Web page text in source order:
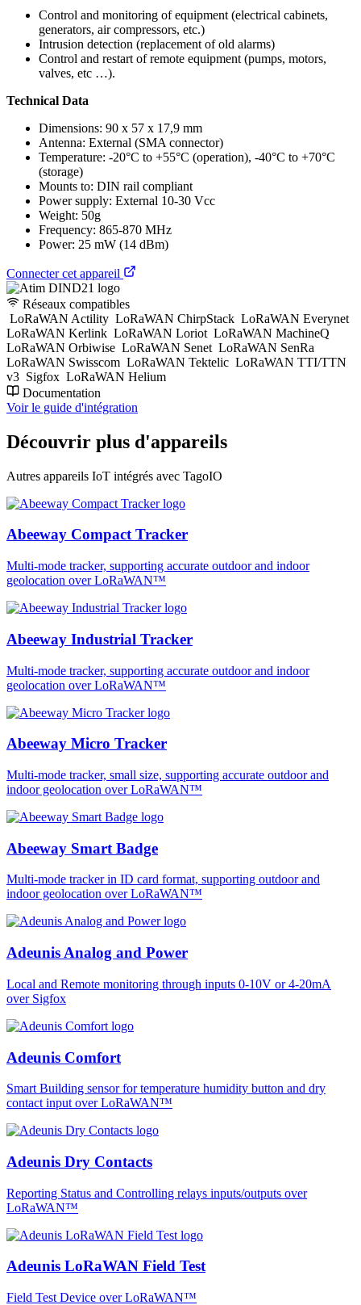
Control and monitoring of equipment (electrical cabinets,
generators, air compressors, etc.)
Intrusion detection (replacement of old alarms)
Control and restart of remote equipment (pumps, motors,
valves, etc …).
Technical Data
Dimensions: 90 x 57 x 17,9 mm
Antenna: External (SMA connector)
Temperature: -20°C to +55°C (operation), -40°C to +70°C
(storage)
Mounts to: DIN rail compliant
Power supply: External 10-30 Vcc
Weight: 50g
Frequency: 865-870 MHz
Power: 25 mW (14 dBm)
Connecter cet appareil
Réseaux compatibles
LoRaWAN Actility LoRaWAN ChirpStack LoRaWAN Everynet
LoRaWAN Kerlink LoRaWAN Loriot LoRaWAN MachineQ
LoRaWAN Orbiwise LoRaWAN Senet LoRaWAN SenRa
LoRaWAN Swisscom LoRaWAN Tektelic LoRaWAN TTI/TTN
v3 Sigfox LoRaWAN Helium
Documentation
Voir le guide d'intégration
Découvrir plus d'appareils
Autres appareils IoT intégrés avec TagoIO
Abeeway Compact Tracker
Multi-mode tracker, supporting accurate outdoor and indoor
geolocation over LoRaWAN™
Abeeway Industrial Tracker
Multi-mode tracker, supporting accurate outdoor and indoor
geolocation over LoRaWAN™
Abeeway Micro Tracker
Multi-mode tracker, small size, supporting accurate outdoor and
indoor geolocation over LoRaWAN™
Abeeway Smart Badge
Multi-mode tracker in ID card format, supporting outdoor and
indoor geolocation over LoRaWAN™
Adeunis Analog and Power
Local and Remote monitoring through inputs 0-10V or 4-20mA
over Sigfox
Adeunis Comfort
Smart Building sensor for temperature humidity button and dry
contact input over LoRaWAN™
Adeunis Dry Contacts
Reporting Status and Controlling relays inputs/outputs over
LoRaWAN™
Adeunis LoRaWAN Field Test
Field Test Device over LoRaWAN™